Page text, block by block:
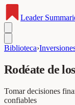
Leader
Biblioteca›
Rodéate de
Tomar decisiones
confiables